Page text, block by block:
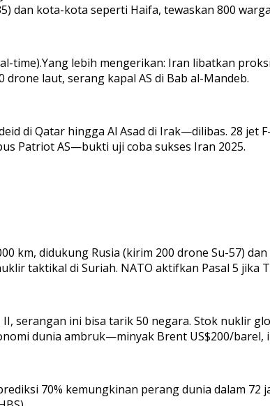
dan kota-kota seperti Haifa, tewaskan 800
time).Yang lebih mengerikan: Iran libatkan
laut, serang kapal AS di Bab al-Mandeb.
di Qatar hingga Al Asad di Irak—dilibas. 28 jet
Patriot AS—bukti uji coba sukses Iran 2025.
km, didukung Rusia (kirim 200 drone Su-57)
taktikal di Suriah. NATO aktifkan Pasal 5 jika
serangan ini bisa tarik 50 negara. Stok nuklir
dunia ambruk—minyak Brent US$200/
70% kemungkinan perang dunia dalam 72